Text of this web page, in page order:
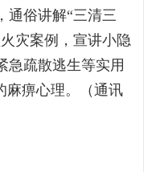
通俗讲解“三清三
灾案例，宣讲小隐
急疏散逃生等实用
麻痹心理。（通讯